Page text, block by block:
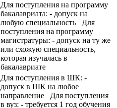
Для поступления на программу
бакалавриата: - допуск на
любую специальность Для
поступления на программу
магистратуры: - допуск на ту же
или схожую специальность,
которая изучалась в
бакалавриате
Для поступления в ШК: -
допуск в ШК на любое
направление Для поступления
в вуз: - требуется 1 год обучения